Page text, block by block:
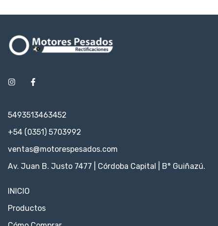
5493513463452
+54 (0351) 5703992
ventas@motorespesados.com
Av. Juan B. Justo 7477 | Córdoba Capital | B° Guiñazú.
INICIO
Productos